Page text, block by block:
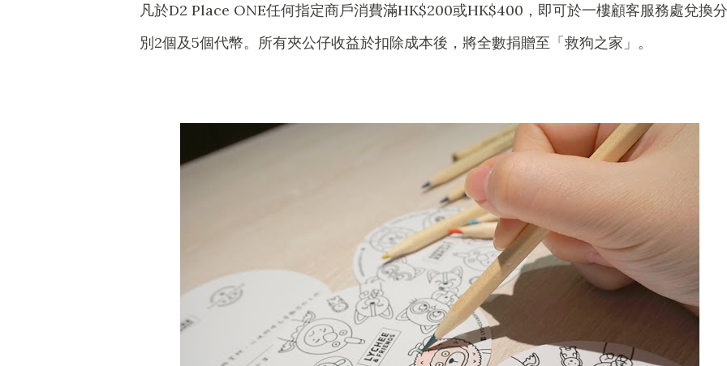
凡於D2 Place ONE任何指定商戶消費滿HK$200或HK$400，即可於一樓顧客服務處兌換分
別2個及5個代幣。所有夾公仔收益於扣除成本後，將全數捐贈至「救狗之家」。